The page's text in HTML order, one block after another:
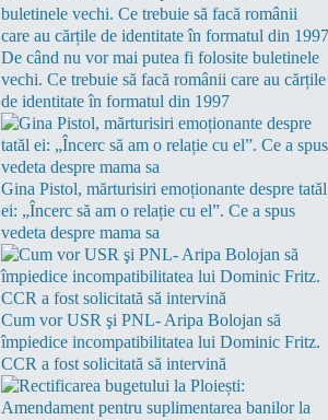
De când nu vor mai putea fi folosite buletinele
vechi. Ce trebuie să facă românii care au cărțile
de identitate în formatul din 1997
Gina Pistol, mărturisiri emoționante despre tatăl
ei: „Încerc să am o relație cu el”. Ce a spus
vedeta despre mama sa
Cum vor USR şi PNL- Aripa Bolojan să
împiedice incompatibilitatea lui Dominic Fritz.
CCR a fost solicitată să intervină